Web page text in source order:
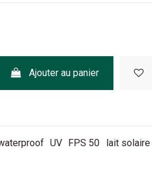
Ajouter au panier
UV FPS 50 lait solaire